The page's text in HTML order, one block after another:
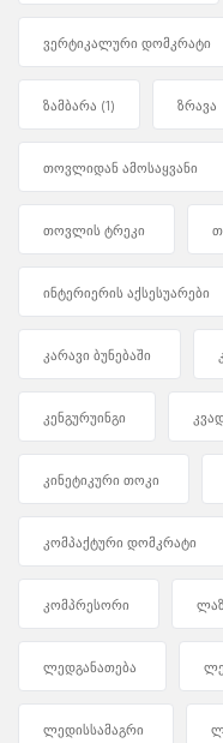
ვერტიკალური დომკრატი
ზამბარა (1) ზრავა
თოვლიდან ამოსაყვანი
თოვლის ტრეკი
ინტერიერის აქსესუარები
კარავი ბუნებაში
კენგურუინგი
კინეტიკური თოკი
კომპაქტური დომკრატი
კომპრესორი
ლედგანათება
ლედისსამაგრი